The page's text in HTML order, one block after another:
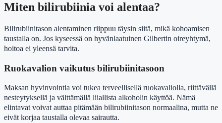
Miten bilirubiinia voi alentaa?
Bilirubiinitason alentaminen riippuu täysin siitä, mikä kohoamisen
taustalla on. Jos kyseessä on hyvänlaatuinen Gilbertin oireyhtymä,
hoitoa ei yleensä tarvita.
Ruokavalion vaikutus bilirubiinitasoon
Maksan hyvinvointia voi tukea terveellisellä ruokavaliolla, riittävällä
nesteytyksellä ja välttämällä liiallista alkoholin käyttöä. Nämä
elintavat voivat auttaa pitämään bilirubiinitason normaalina, mutta ne
eivät korjaa taustalla olevaa sairautta.